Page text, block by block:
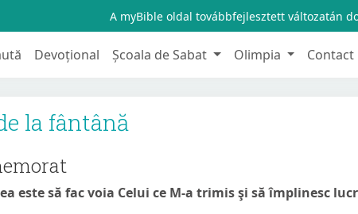
A myBible oldal továbbfejlesztett változatán
Devoțional Școala de Sabat Olimpia Contact
la fântână
este să fac voia Celui ce M-a trimis şi să împlinesc